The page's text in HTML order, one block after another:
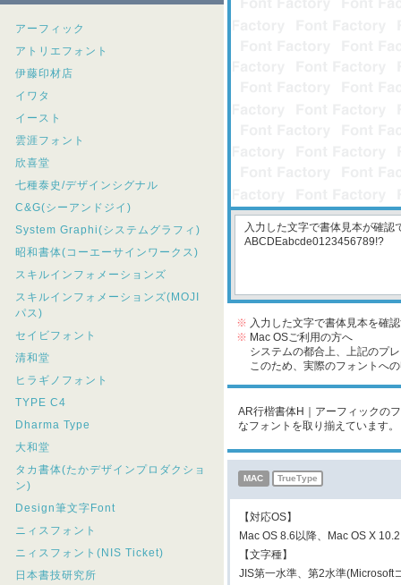
アーフィック
アトリエフォント
伊藤印材店
イワタ
イースト
雲涯フォント
欣喜堂
七種泰史/デザインシグナル
C&G(シーアンドジイ)
System Graphi(システムグラフィ)
昭和書体(コーエーサインワークス)
スキルインフォメーションズ
スキルインフォメーションズ(MOJI
パス)
セイビフォント
清和堂
ヒラギノフォント
TYPE C4
Dharma Type
大和堂
タカ書体(たかデザインプロダクショ
ン)
Design筆文字Font
ニィスフォント
ニィスフォント(NIS Ticket)
日本書技研究所
※ 入力した文字で書体見本を確
※ Mac OSご利用の方へ
システムの都合上、上記のプ
このため、実際のフォントへの
AR行楷書体H｜アーフィックの
なフォントを取り揃えています。
MAC TrueType
【対応OS】
Mac OS 8.6以降、Mac OS X
【文字種】
JIS第一水準、第2水準(Microsoft